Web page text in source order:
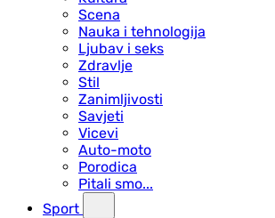
Scena
Nauka i tehnologija
Ljubav i seks
Zdravlje
Stil
Zanimljivosti
Savjeti
Vicevi
Auto-moto
Porodica
Pitali smo...
Sport